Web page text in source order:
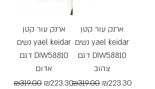
ארנק עור קטן
נשים yael keidar
דגם DIW58810
אדום
Regular Price
₪319.00 Sale Price
₪223.30
ארנק עור קטן
נשים yael keidar
דגם DIW58810
צהוב
Regular Price
₪319.00 Sale Price
₪223.30